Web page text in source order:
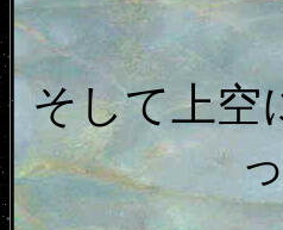
そして上空